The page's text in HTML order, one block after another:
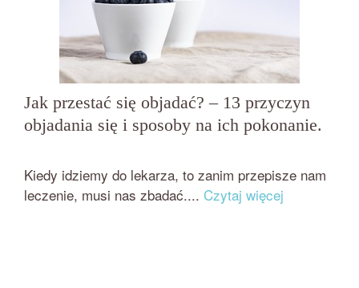
Jak przestać się objadać? – 13 przyczyn
objadania się i sposoby na ich pokonanie.
Kiedy idziemy do lekarza, to zanim przepisze nam
leczenie, musi nas zbadać.... Czytaj więcej